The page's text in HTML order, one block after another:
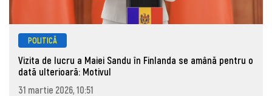
POLITICĂ
Vizita de lucru a Maiei Sandu în Finlanda se amână pentru o
dată ulterioară: Motivul
31 martie 2026, 10:51